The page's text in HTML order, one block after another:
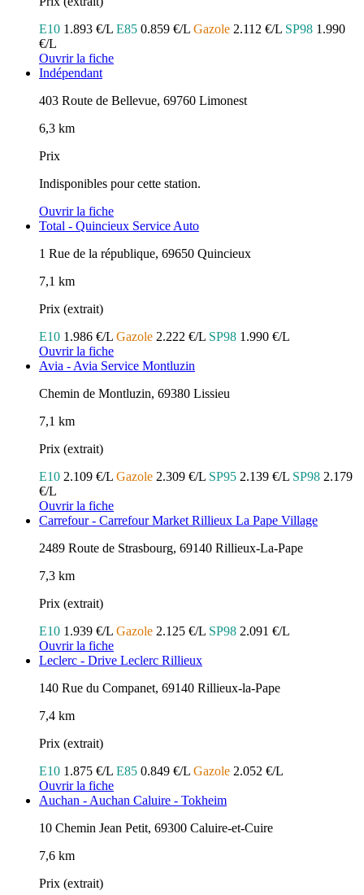
E10 1.893 €/L E85 0.859 €/L Gazole 2.112 €/L SP98 1.990
€/L
Ouvrir la fiche
Indépendant
403 Route de Bellevue, 69760 Limonest
6,3 km
Prix
Indisponibles pour cette station.
Ouvrir la fiche
Total - Quincieux Service Auto
1 Rue de la république, 69650 Quincieux
7,1 km
Prix (extrait)
E10 1.986 €/L Gazole 2.222 €/L SP98 1.990 €/L
Ouvrir la fiche
Avia - Avia Service Montluzin
Chemin de Montluzin, 69380 Lissieu
7,1 km
Prix (extrait)
E10 2.109 €/L Gazole 2.309 €/L SP95 2.139 €/L SP98 2.179
€/L
Ouvrir la fiche
Carrefour - Carrefour Market Rillieux La Pape Village
2489 Route de Strasbourg, 69140 Rillieux-La-Pape
7,3 km
Prix (extrait)
E10 1.939 €/L Gazole 2.125 €/L SP98 2.091 €/L
Ouvrir la fiche
Leclerc - Drive Leclerc Rillieux
140 Rue du Companet, 69140 Rillieux-la-Pape
7,4 km
Prix (extrait)
E10 1.875 €/L E85 0.849 €/L Gazole 2.052 €/L
Ouvrir la fiche
Auchan - Auchan Caluire - Tokheim
10 Chemin Jean Petit, 69300 Caluire-et-Cuire
7,6 km
Prix (extrait)